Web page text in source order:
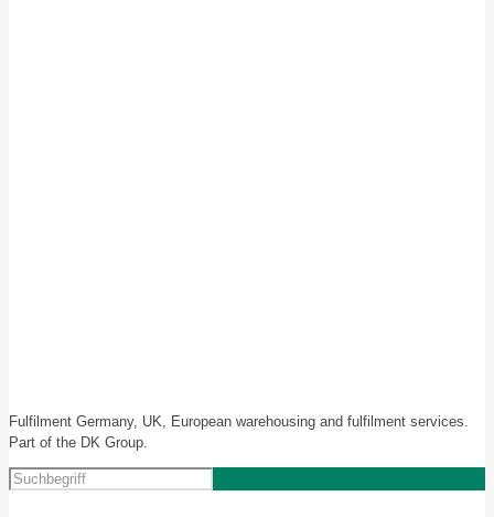
Fulfilment Germany, UK, European warehousing and fulfilment services.
Part of the DK Group.